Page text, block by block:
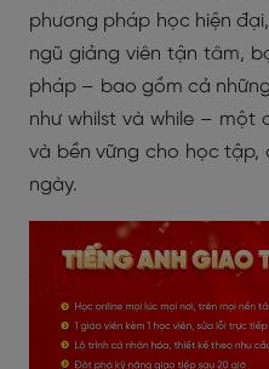
phương pháp học hiện
ngũ giảng viên tận tâm,
pháp – bao gồm cả
như whilst và while – một
và bền vững cho học tập,
ngày.